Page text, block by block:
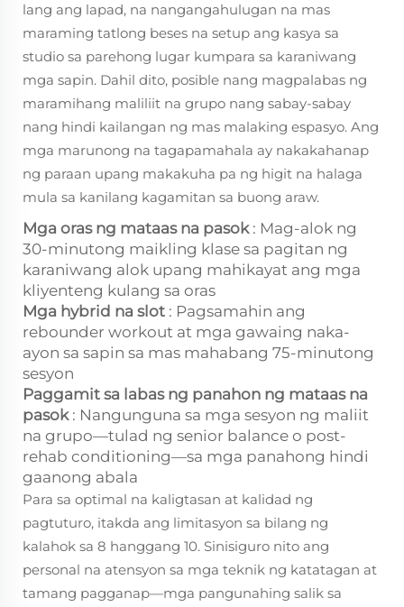
lang ang lapad, na nangangahulugan na mas
maraming tatlong beses na setup ang kasya sa
studio sa parehong lugar kumpara sa karaniwang
mga sapin. Dahil dito, posible nang magpalabas ng
maramihang maliliit na grupo nang sabay-sabay
nang hindi kailangan ng mas malaking espasyo. Ang
mga marunong na tagapamahala ay nakakahanap
ng paraan upang makakuha pa ng higit na halaga
mula sa kanilang kagamitan sa buong araw.
Mga oras ng mataas na pasok : Mag-alok ng
30-minutong maikling klase sa pagitan ng
karaniwang alok upang mahikayat ang mga
kliyenteng kulang sa oras
Mga hybrid na slot : Pagsamahin ang
rebounder workout at mga gawaing naka-
ayon sa sapin sa mas mahabang 75-minutong
sesyon
Paggamit sa labas ng panahon ng mataas na
pasok : Nangunguna sa mga sesyon ng maliit
na grupo—tulad ng senior balance o post-
rehab conditioning—sa mga panahong hindi
gaanong abala
Para sa optimal na kaligtasan at kalidad ng
pagtuturo, itakda ang limitasyon sa bilang ng
kalahok sa 8 hanggang 10. Sinisiguro nito ang
personal na atensyon sa mga teknik ng katatagan at
tamang pagganap—mga pangunahing salik sa